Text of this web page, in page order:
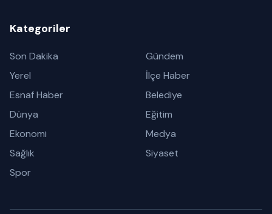
Kategoriler
Son Dakika
Gündem
Yerel
İlçe Haber
Esnaf Haber
Belediye
Dünya
Eğitim
Ekonomi
Medya
Sağlık
Siyaset
Spor